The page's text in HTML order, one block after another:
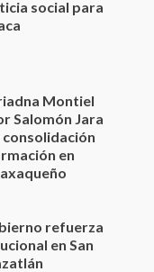
Salomón Jara
en
refuerza
en San
de Oaxaca
de maltrato
ciudadana